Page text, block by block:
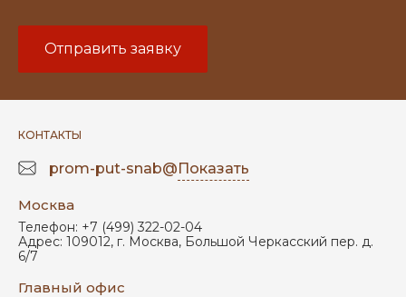
Отправить заявку
КОНТАКТЫ
prom-put-snab@Показать
Москва
Телефон: +7 (499) 322-02-04
Адрес: 109012, г. Москва, Большой Черкасский пер. д.
6/7
Главный офис